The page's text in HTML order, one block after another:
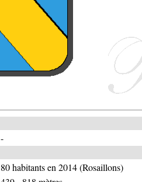
-
80 habitants en 2014 (Rosaillons)